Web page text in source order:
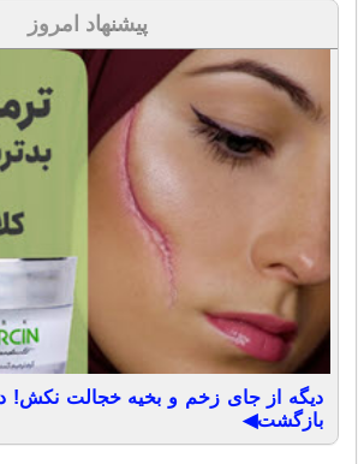
پیشنهاد امروز
دیگه از جای زخم و بخیه خجالت نکش!
بازگشت◀